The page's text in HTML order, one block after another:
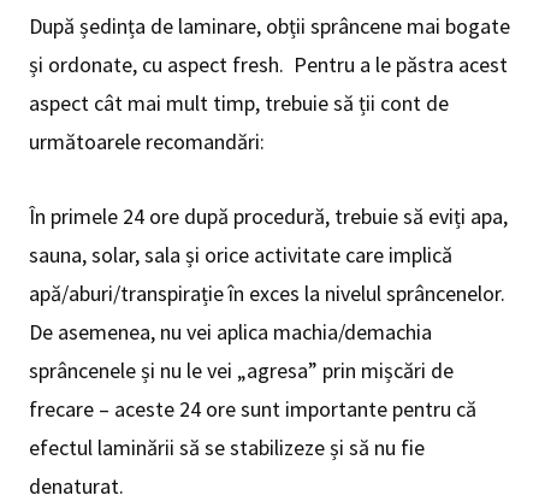
După ședința de laminare, obții sprâncene mai bogate
și ordonate, cu aspect fresh. Pentru a le păstra acest
aspect cât mai mult timp, trebuie să ții cont de
următoarele recomandări:
În primele 24 ore după procedură, trebuie să eviți apa,
sauna, solar, sala și orice activitate care implică
apă/aburi/transpirație în exces la nivelul sprâncenelor.
De asemenea, nu vei aplica machia/demachia
sprâncenele și nu le vei „agresa” prin mișcări de
frecare – aceste 24 ore sunt importante pentru că
efectul laminării să se stabilizeze și să nu fie
denaturat.